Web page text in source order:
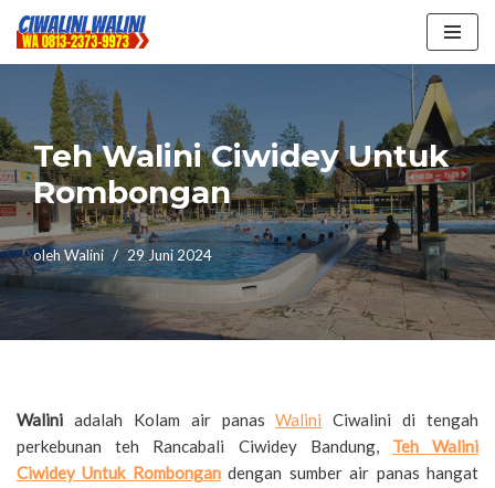
Lompat
konten
Teh Walini Ciwidey Untuk
Rombongan
olehWalini 29 Juni 2024
Walini adalah Kolam air panasWalini Ciwalini di tengah
perkebunan teh Rancabali Ciwidey Bandung, Teh Walini
Ciwidey Untuk Rombongandengan sumber air panas hangat